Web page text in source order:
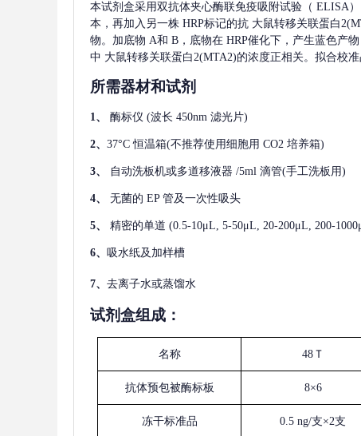
本试剂盒采用双抗体夹心酶联免疫吸附试验（ ELISA
本，再加入另一株 HRP标记的抗 大鼠转移关联蛋白
物。加底物 A和 B，底物在 HRP催化下，产生蓝色产
中 大鼠转移关联蛋白2(MTA2)的浓度正相关。拟合校
所需器材和试剂
1、 酶标仪 (波长 450nm 滤光片)
2、 37°C 恒温箱(不推荐使用细胞用 CO2 培养箱)
3、 自动洗板机或多道移液器 /5ml 滴管(手工洗板用)
4、 无菌的 EP 管及一次性吸头
5、 精密的单道 (0.5-10μL, 5-50μL, 20-200μL, 200-
6、 吸水纸及加样槽
7、 去离子水或蒸馏水
试剂盒组成：
名称 48Ｔ
抗体预包被酶标板 8×6
冻干标准品 0.5 ng/支×2支